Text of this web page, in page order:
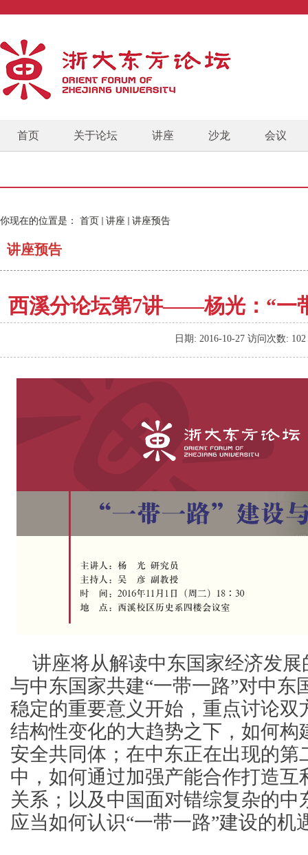
首页 关于论坛 讲座 沙龙 会议
你现在的位置是： 首页 讲座 讲座预告
讲座预告
西溪分论坛第7讲——杨光：“一
日期: 2016-10-27 访问次数: 102
讲座将从解读中东国家经济发
与中东国家共建“一带一路”对中东
稳定的重要意义开始，重点讨论双
结构性变化的大趋势之下，如何构
安全共同体；在中东正在出现的第
中，如何通过加强产能合作打造互
关系；以及中国面对错综复杂的中
应当如何认识“一带一路”建设的机